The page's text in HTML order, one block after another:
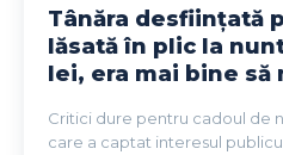
Tânăra desființată
lăsată în plic la
lei, era mai bine să
Critici dure pentru cadoul de
care a captat interesul